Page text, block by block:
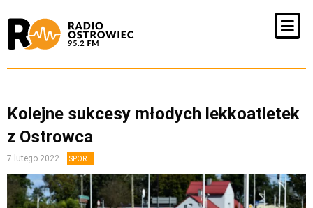
Kolejne sukcesy młodych lekkoatletek
z Ostrowca
7 lutego 2022 SPORT